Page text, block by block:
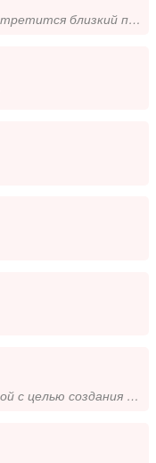
Хочется верить, что встретится близкий по духу человек.
Познакомлюсь с мужчиной с целью создания семьи и рождения детей